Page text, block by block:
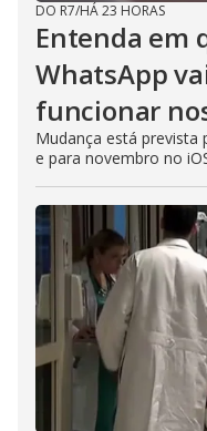
DO R7/HÁ 23 HORAS
Entenda em
WhatsApp
funcionar
Mudança está prevista
e para novembro no